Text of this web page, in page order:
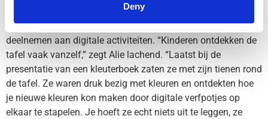
Deny
De BelevenisTafel speelt ook bij deze expo een rol: bezoekers
kunnen ook op het scherm de Lego-bouwwerken bekijken en
deelnemen aan digitale activiteiten. “Kinderen ontdekken de
tafel vaak vanzelf,” zegt Alie lachend. “Laatst bij de
presentatie van een kleuterboek zaten ze met zijn tienen rond
de tafel. Ze waren druk bezig met kleuren en ontdekten hoe
je nieuwe kleuren kon maken door digitale verfpotjes op
elkaar te stapelen. Je hoeft ze echt niets uit te leggen, ze